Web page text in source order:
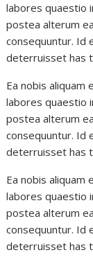
labores quaestio
postea alterum
consequuntur. Id
deterruisset has
Ea nobis aliquam
labores quaestio
postea alterum
consequuntur. Id
deterruisset has
Ea nobis aliquam
labores quaestio
postea alterum
consequuntur. Id
deterruisset has